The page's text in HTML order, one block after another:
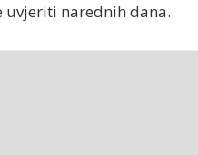
uvjeriti narednih dana.